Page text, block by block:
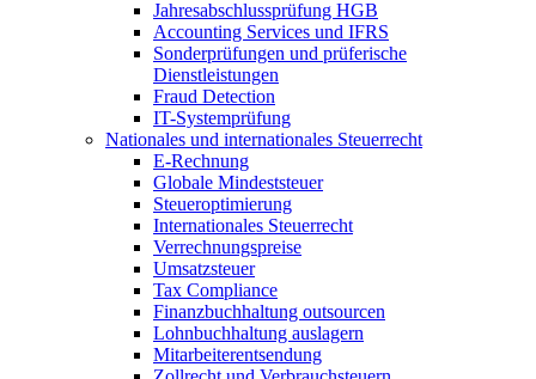
Jahresabschlussprüfung HGB
Accounting Services und IFRS
Sonderprüfungen und prüferische
Dienstleistungen
Fraud Detection
IT-Systemprüfung
Nationales und internationales Steuerrecht
E-Rechnung
Globale Mindeststeuer
Steueroptimierung
Internationales Steuerrecht
Verrechnungspreise
Umsatzsteuer
Tax Compliance
Finanzbuchhaltung outsourcen
Lohnbuchhaltung auslagern
Mitarbeiterentsendung